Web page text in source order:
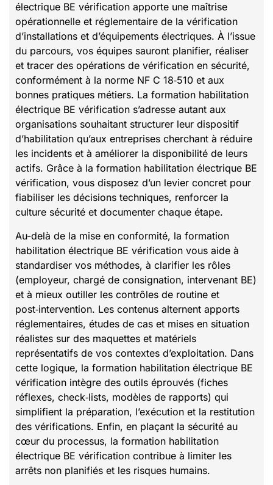
électrique BE vérification apporte une maîtrise
opérationnelle et réglementaire de la vérification
d’installations et d’équipements électriques. À l’issue
du parcours, vos équipes sauront planifier, réaliser
et tracer des opérations de vérification en sécurité,
conformément à la norme NF C 18‑510 et aux
bonnes pratiques métiers. La formation habilitation
électrique BE vérification s’adresse autant aux
organisations souhaitant structurer leur dispositif
d’habilitation qu’aux entreprises cherchant à réduire
les incidents et à améliorer la disponibilité de leurs
actifs. Grâce à la formation habilitation électrique BE
vérification, vous disposez d’un levier concret pour
fiabiliser les décisions techniques, renforcer la
culture sécurité et documenter chaque étape.
Au-delà de la mise en conformité, la formation
habilitation électrique BE vérification vous aide à
standardiser vos méthodes, à clarifier les rôles
(employeur, chargé de consignation, intervenant BE)
et à mieux outiller les contrôles de routine et
post‑intervention. Les contenus alternent apports
réglementaires, études de cas et mises en situation
réalistes sur des maquettes et matériels
représentatifs de vos contextes d’exploitation. Dans
cette logique, la formation habilitation électrique BE
vérification intègre des outils éprouvés (fiches
réflexes, check‑lists, modèles de rapports) qui
simplifient la préparation, l’exécution et la restitution
des vérifications. Enfin, en plaçant la sécurité au
cœur du processus, la formation habilitation
électrique BE vérification contribue à limiter les
arrêts non planifiés et les risques humains.